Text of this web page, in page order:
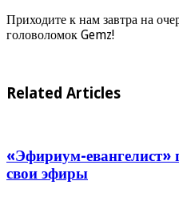
Приходите к нам завтра на
головоломок Gemz!
Related Articles
«Эфириум-евангелист»
свои эфиры